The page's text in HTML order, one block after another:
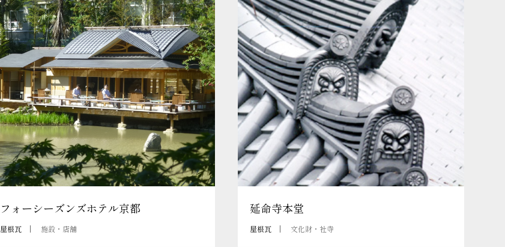
フォーシーズンズホテル京都
屋根瓦 施設・店舗
延命寺本堂
屋根瓦 文化財・社寺